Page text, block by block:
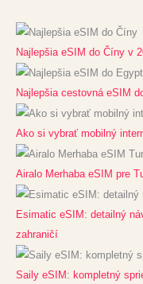
Najlepšia eSIM do Číny v
Najlepšia cestovná eSIM
Ako si vybrať mobilný
Airalo Merhaba eSIM pre
Esimatic eSIM: detailný
zahraničí
Saily eSIM: kompletný